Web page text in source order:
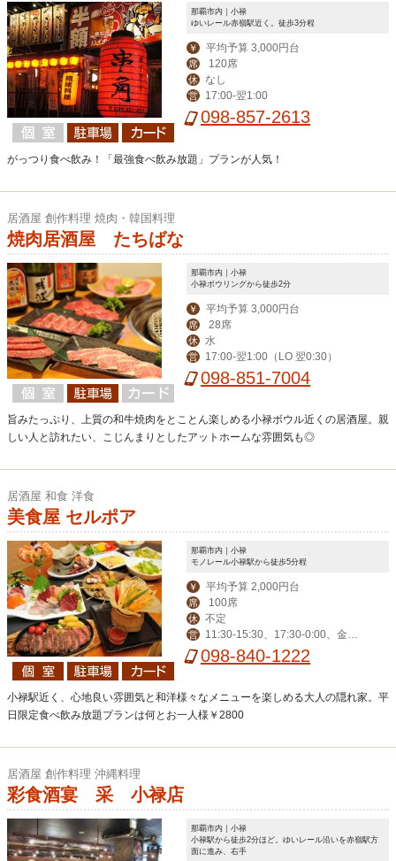
那覇市内｜小禄
ゆいレール赤嶺駅近く。徒歩3分程
￥ 平均予算 3,000円台
席 120席
休 なし
営 17:00-翌1:00
098-857-2613
がっつり食べ飲み！「最強食べ飲み放題」プランが人気！
居酒屋 創作料理 焼肉・韓国料理
焼肉居酒屋 たちばな
那覇市内｜小禄
小禄ボウリングから徒歩2分
￥ 平均予算 3,000円台
席 28席
休 水
営 17:00-翌1:00（LO 翌0:30）
098-851-7004
旨みたっぷり、上質の和牛焼肉をとことん楽しめる小禄ボウル近くの居酒屋。親
しい人と訪れたい、こじんまりとしたアットホームな雰囲気も◎
居酒屋 和食 洋食
美食屋 セルポア
那覇市内｜小禄
モノレール小禄駅から徒歩5分程
￥ 平均予算 2,000円台
席 100席
休 不定
営
11:30-15:30、17:30-0:00、金土
祝前-翌1:00
098-840-1222
小禄駅近く、心地良い雰囲気と和洋様々なメニューを楽しめる大人の隠れ家。平
日限定食べ飲み放題プランは何とお一人様￥2800
居酒屋 創作料理 沖縄料理
彩食酒宴 采 小禄店
那覇市内｜小禄
小禄駅から徒歩2分ほど。ゆいレール沿いを赤嶺駅方
面に進み、右手